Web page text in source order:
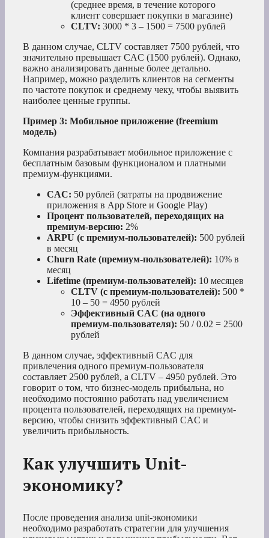
(среднее время, в течение которого
клиент совершает покупки в магазине)
CLTV: 3000 * 3 – 1500 = 7500 рублей
В данном случае, CLTV составляет 7500 рублей, что
значительно превышает CAC (1500 рублей). Однако,
важно анализировать данные более детально.
Например, можно разделить клиентов на сегменты
по частоте покупок и среднему чеку, чтобы выявить
наиболее ценные группы.
Пример 3: Мобильное приложение (freemium
модель)
Компания разрабатывает мобильное приложение с
бесплатным базовым функционалом и платными
премиум-функциями.
CAC: 50 рублей (затраты на продвижение
приложения в App Store и Google Play)
Процент пользователей, переходящих на
премиум-версию: 2%
ARPU (с премиум-пользователей): 500 рублей
в месяц
Churn Rate (премиум-пользователей): 10% в
месяц
Lifetime (премиум-пользователей): 10 месяцев
CLTV (с премиум-пользователей): 500 *
10 – 50 = 4950 рублей
Эффективный CAC (на одного
премиум-пользователя): 50 / 0.02 = 2500
рублей
В данном случае, эффективный CAC для
привлечения одного премиум-пользователя
составляет 2500 рублей, а CLTV – 4950 рублей. Это
говорит о том, что бизнес-модель прибыльна, но
необходимо постоянно работать над увеличением
процента пользователей, переходящих на премиум-
версию, чтобы снизить эффективный CAC и
увеличить прибыльность.
Как улучшить Unit-
экономику?
После проведения анализа unit-экономики
необходимо разработать стратегии для улучшения